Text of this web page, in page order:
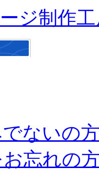
ジ制作
ないの
忘れの